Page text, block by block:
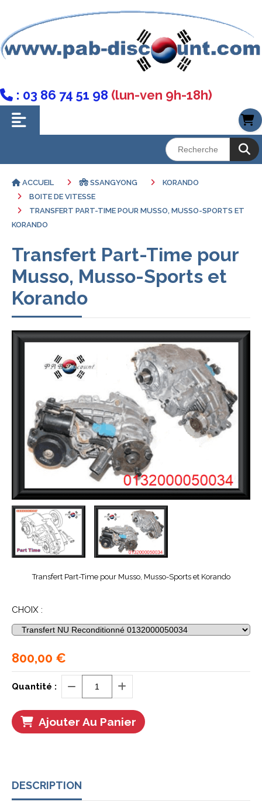
 : 03 86 74 51 98 (lun-ven 9h-18h)
ACCUEIL SSANGYONG
KORANDO
BOITE DE VITESSE
TRANSFERT PART-TIME POUR MUSSO, MUSSO-SPORTS ET
KORANDO
Transfert Part-Time pour
Musso, Musso-Sports et
Korando
Transfert Part-Time pour Musso, Musso-Sports et Korando
CHOIX :
800,00 €
Quantité :
Ajouter Au Panier
DESCRIPTION